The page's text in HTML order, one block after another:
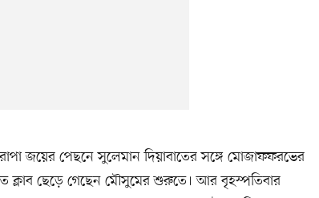
জয়ের পেছনে সুলেমান দিয়াবাতের সঙ্গে মোজাফফরভের
ক্লাব ছেড়ে গেছেন মৌসুমের শুরুতে। আর বৃহস্পতিবার